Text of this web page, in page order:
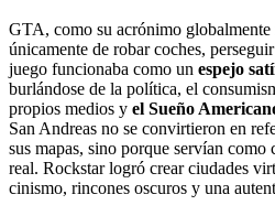
GTA, como su acrónimo
únicamente de robar coches,
juego funcionaba como un espejo
burlándose de la política, el
propios medios y el Sueño
San Andreas no se convirtieron en
sus mapas, sino porque servían
real. Rockstar logró crear ciudades
cinismo, rincones oscuros y una